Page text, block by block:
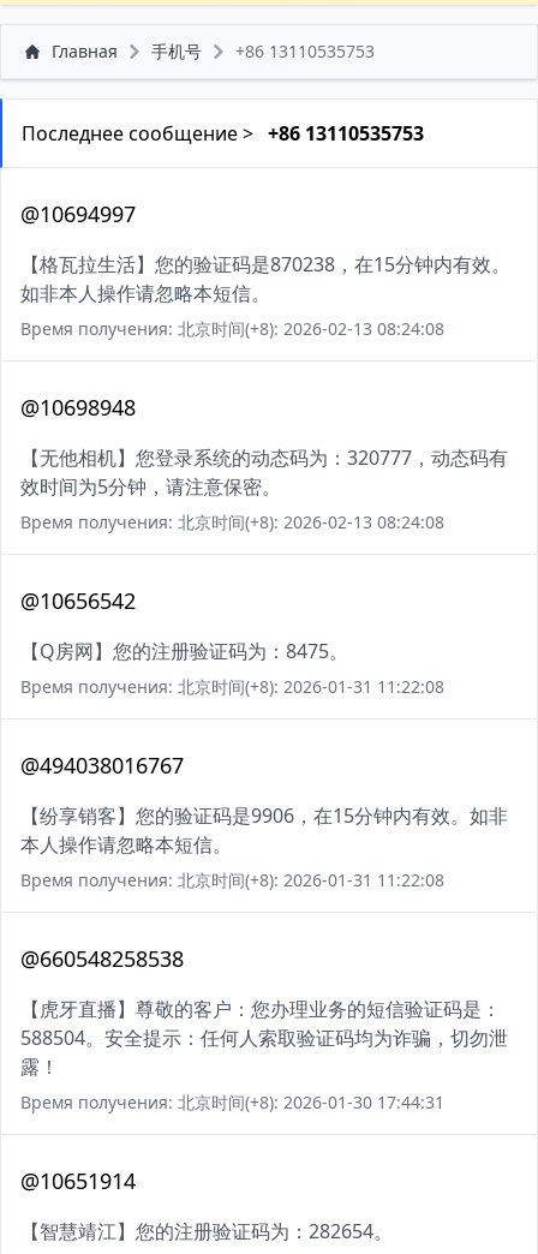
Главная 手机号 +86 13110535753
Последнее сообщение > +86 13110535753
@10694997
【格瓦拉生活】您的验证码是870238，在15分钟内有效。
如非本人操作请忽略本短信。
Время получения: 北京时间(+8): 2026-02-13 08:24:08
@10698948
【无他相机】您登录系统的动态码为：320777，动态码有
效时间为5分钟，请注意保密。
Время получения: 北京时间(+8): 2026-02-13 08:24:08
@10656542
【Q房网】您的注册验证码为：8475。
Время получения: 北京时间(+8): 2026-01-31 11:22:08
@494038016767
【纷享销客】您的验证码是9906，在15分钟内有效。如非
本人操作请忽略本短信。
Время получения: 北京时间(+8): 2026-01-31 11:22:08
@660548258538
【虎牙直播】尊敬的客户：您办理业务的短信验证码是：
588504。安全提示：任何人索取验证码均为诈骗，切勿泄
露！
Время получения: 北京时间(+8): 2026-01-30 17:44:31
@10651914
【智慧靖江】您的注册验证码为：282654。